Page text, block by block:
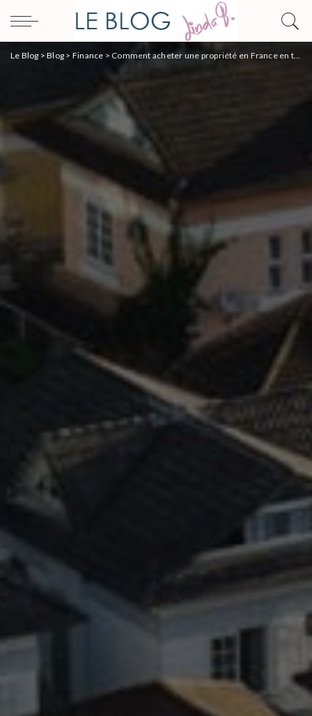
Le Blog >Blog > Finance >Comment acheter une propriété en France en tant qu’étranger ?